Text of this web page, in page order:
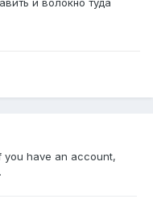
и волокно туда
you have an account,